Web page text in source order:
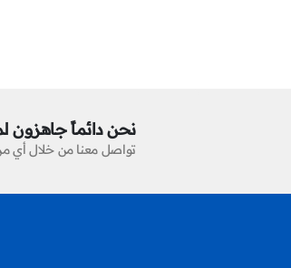
نحن دائماً جاهزون
تواصل معنا من خلال أي من